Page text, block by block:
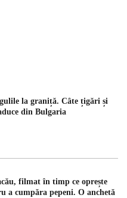
la graniță. Câte țigări și
din Bulgaria
filmat în timp ce oprește
a cumpăra pepeni. O anchetă